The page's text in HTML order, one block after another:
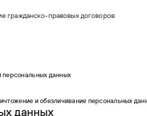
гражданско-правовых договоров
данных
и обезличивание персональных
данных